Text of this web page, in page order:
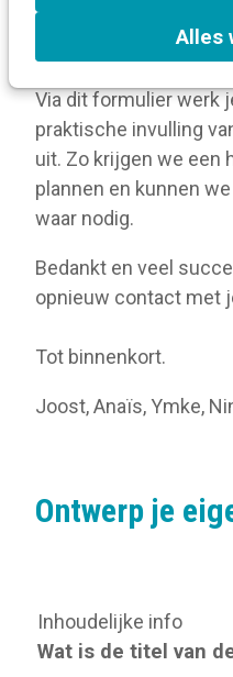
Alles
Je hebt een idee voor
dat idee verder vorm
Via dit formulier werk
praktische invulling
uit. Zo krijgen we een
plannen en kunnen
waar nodig.
Bedankt en veel
opnieuw contact met
Tot binnenkort.
Joost, Anaïs, Ymke,
Ontwerp je
Inhoudelijke info
Wat is de titel van